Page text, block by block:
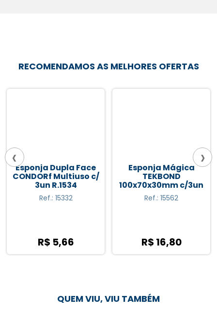
RECOMENDAMOS AS MELHORES OFERTAS
Esponja Dupla Face
CONDORf Multiuso c/
3un R.1534
Ref.: 15332
R$ 5,66
Esponja Mágica
TEKBOND
100x70x30mm c/3un
Ref.: 15562
R$ 16,80
‹ ›
QUEM VIU, VIU TAMBÉM